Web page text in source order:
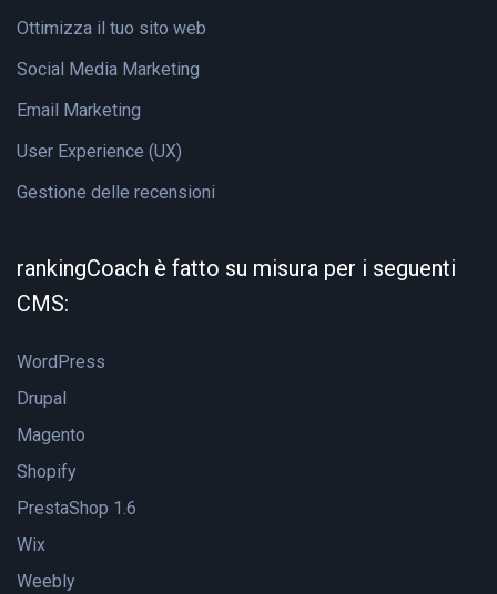
Ottimizza il tuo sito web
Social Media Marketing
Email Marketing
User Experience (UX)
Gestione delle recensioni
rankingCoach è fatto su misura per i seguenti
CMS:
WordPress
Drupal
Magento
Shopify
PrestaShop 1.6
Wix
Weebly